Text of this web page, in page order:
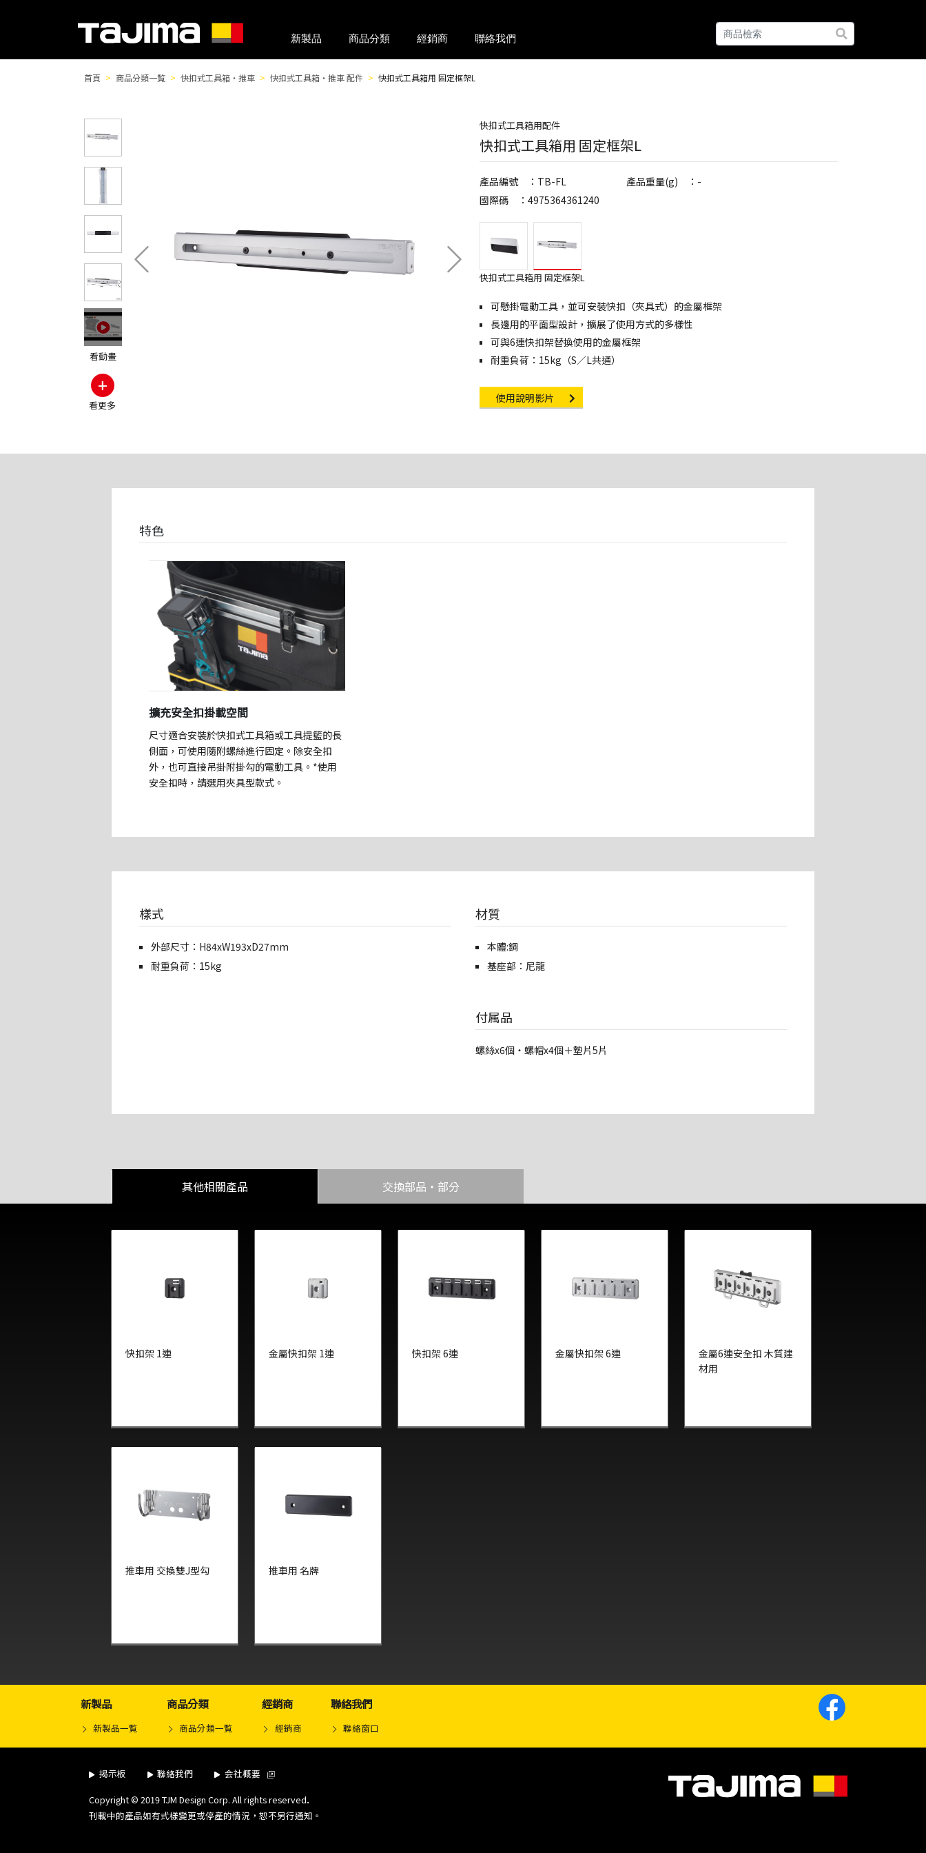
新製品 商品分類 經銷商 聯絡我們
首頁 商品分類一覧 快扣式工具箱・推車 快扣式工具箱・推車 配件 快扣式工具箱用 固定框架L
看動畫
+
看更多
快扣式工具箱用配件
快扣式工具箱用 固定框架L
產品編號 ：TB-FL
產品重量(g) ：-
國際碼 ：4975364361240
快扣式工具箱用 固定框架L
可懸掛電動工具，並可安裝快扣（夾具式）的金屬框架
長邊用的平面型設計，擴展了使用方式的多樣性
可與6連快扣架替換使用的金屬框架
耐重負荷：15kg（S／L共通）
Instruction video
使用說明影片
特色
擴充安全扣掛載空間
尺寸適合安裝於快扣式工具箱或工具提籃的長
側面，可使用隨附螺絲進行固定。除安全扣
外，也可直接吊掛附掛勾的電動工具。*使用
安全扣時，請選用夾具型款式。
樣式
外部尺寸：H84xW193xD27mm
耐重負荷：15kg
材質
本體:鋼
基座部：尼龍
付属品
螺絲x6個・螺帽x4個＋墊片5片
其他相關產品 交換部品・部分
快扣架 1連 金屬快扣架 1連 快扣架 6連 金屬快扣架 6連
金屬6連安全扣 木質建
材用
推車用 交換雙J型勾 推車用 名牌
新製品
新製品一覧
商品分類
商品分類一覧
經銷商
經銷商
聯絡我們
聯絡窗口
揭示板 聯絡我們
会社概要
Copyright © 2019 TJM Design Corp. All rights reserved.
刊載中的產品如有式樣變更或停產的情況，恕不另行通知。